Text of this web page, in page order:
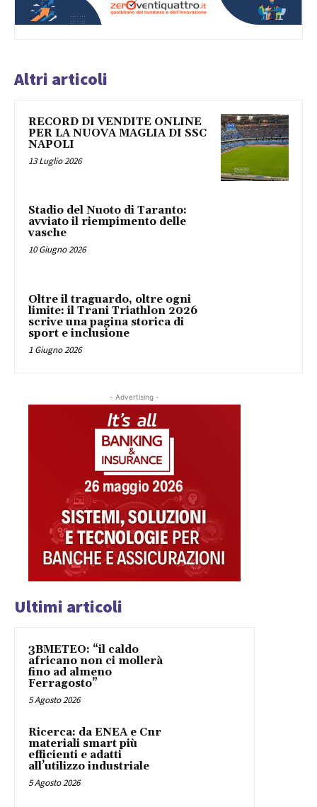
Altri articoli
RECORD DI VENDITE ONLINE
PER LA NUOVA MAGLIA DI SSC
NAPOLI
13 Luglio 2026
Stadio del Nuoto di Taranto:
avviato il riempimento delle
vasche
10 Giugno 2026
Oltre il traguardo, oltre ogni
limite: il Trani Triathlon 2026
scrive una pagina storica di
sport e inclusione
1 Giugno 2026
- Advertising -
Ultimi articoli
3BMETEO: “il caldo
africano non ci mollerà
fino ad almeno
Ferragosto”
5 Agosto 2026
Ricerca: da ENEA e Cnr
materiali smart più
efficienti e adatti
all’utilizzo industriale
5 Agosto 2026